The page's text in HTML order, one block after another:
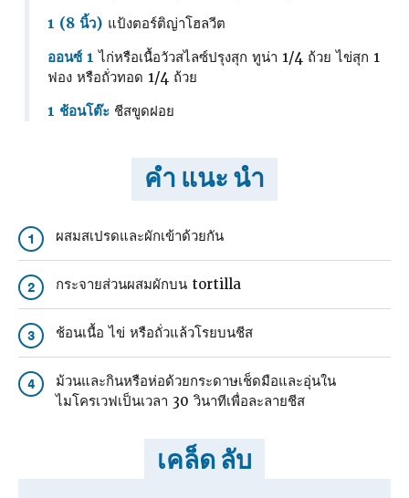
1 (8 นิ้ว) แป้งตอร์ติญ่าโฮลวีต
ออนซ์ 1 ไก่หรือเนื้อวัวสไลซ์ปรุงสุก ทูน่า 1/4 ถ้วย ไข่สุก 1
ฟอง หรือถั่วทอด 1/4 ถ้วย
1 ช้อนโต๊ะ ชีสขูดฝอย
คำ แนะ นำ
1 ผสมสเปรดและผักเข้าด้วยกัน
2 กระจายส่วนผสมผักบน tortilla
3 ช้อนเนื้อ ไข่ หรือถั่วแล้วโรยบนชีส
4
ม้วนและกินหรือห่อด้วยกระดาษเช็ดมือและอุ่นใน
ไมโครเวฟเป็นเวลา 30 วินาทีเพื่อละลายชีส
เคล็ด ลับ